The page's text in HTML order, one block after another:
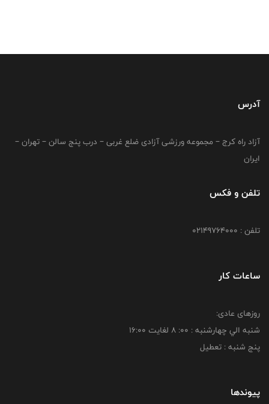
آدرس
آزاد راه کرج – مجموعه ورزشی آزادی ضلع غربی – درب پنج سالن – تهران –
ایران
تلفن و فکس
تلفن : 02149764000
ساعات کار
روزهای عادی:
شنبه الي چهارشنبه : 00: 8 لغايت 16:00
پنج شنبه : تعطیل
پیوندها